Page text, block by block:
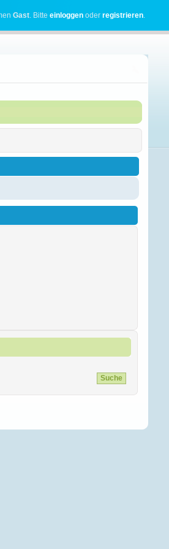
Gast. Bitteeinloggen oderregistrieren.